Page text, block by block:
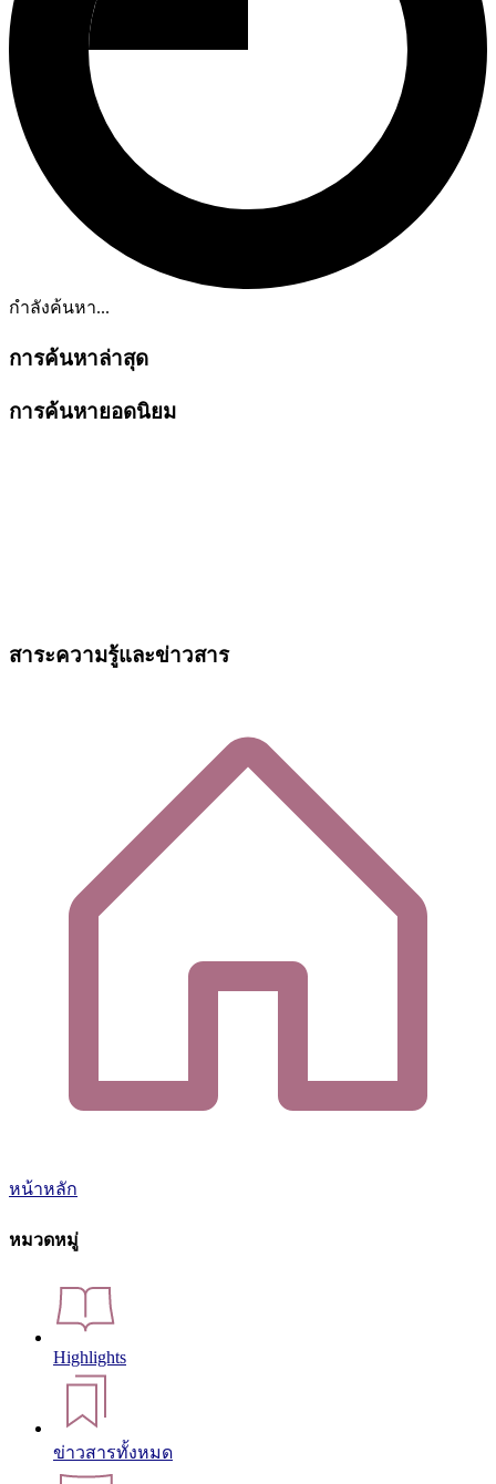
กำลังค้นหา...
การค้นหาล่าสุด
การค้นหายอดนิยม
สาระความรู้และข่าวสาร
หน้าหลัก
หมวดหมู่
Highlights
ข่าวสารทั้งหมด